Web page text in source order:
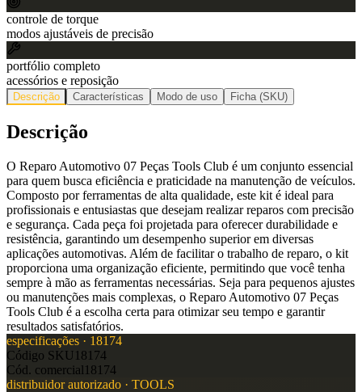
controle de torque
modos ajustáveis de precisão
portfólio completo
acessórios e reposição
Descrição Características Modo de uso Ficha (SKU)
Descrição
O Reparo Automotivo 07 Peças Tools Club é um conjunto essencial
para quem busca eficiência e praticidade na manutenção de veículos.
Composto por ferramentas de alta qualidade, este kit é ideal para
profissionais e entusiastas que desejam realizar reparos com precisão
e segurança. Cada peça foi projetada para oferecer durabilidade e
resistência, garantindo um desempenho superior em diversas
aplicações automotivas. Além de facilitar o trabalho de reparo, o kit
proporciona uma organização eficiente, permitindo que você tenha
sempre à mão as ferramentas necessárias. Seja para pequenos ajustes
ou manutenções mais complexas, o Reparo Automotivo 07 Peças
Tools Club é a escolha certa para otimizar seu tempo e garantir
resultados satisfatórios.
especificações · 18174
Código SKU 18174
Cód. comercial 18174
distribuidor autorizado · TOOLS